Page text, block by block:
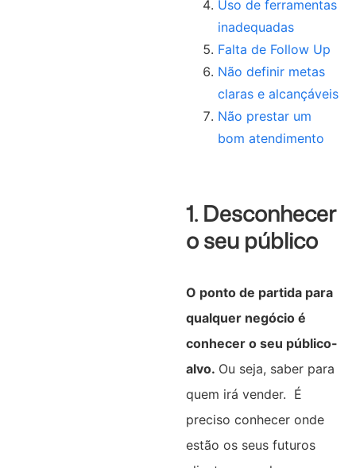
Uso de ferramentas
inadequadas
Falta de Follow Up
Não definir metas
claras e alcançáveis
Não prestar um
bom atendimento
1. Desconhecer
o seu público
O ponto de partida para
qualquer negócio é
conhecer o seu público-
alvo. Ou seja, saber para
quem irá vender. É
preciso conhecer onde
estão os seus futuros